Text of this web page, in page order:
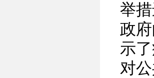
举
政
示
对